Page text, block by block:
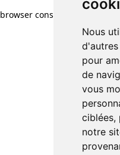
Nous
pour
de
vous
ciblées,
notre
browser console for more